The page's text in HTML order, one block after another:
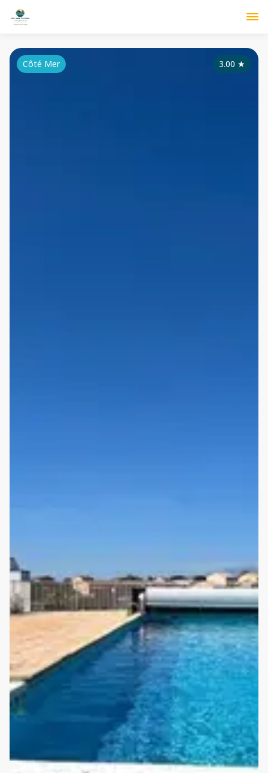
3.00 ★
Côté Mer